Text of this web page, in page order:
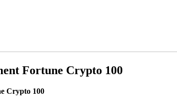
Fortune Crypto 100
Crypto 100